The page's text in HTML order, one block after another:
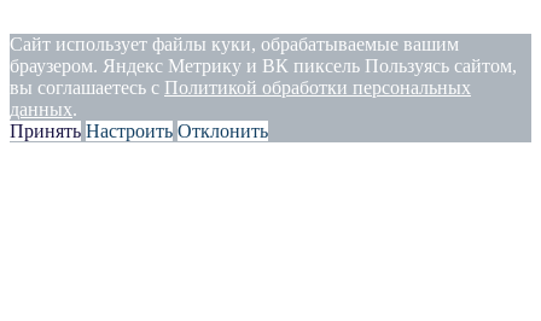
Сайт использует файлы куки, обрабатываемые вашим
браузером. Яндекс Метрику и ВК пиксель Пользуясь сайтом,
вы соглашаетесь с Политикой обработки персональных
данных.
Принять Настроить Отклонить